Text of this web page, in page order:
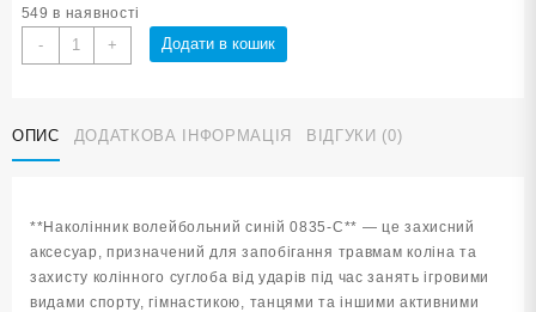
549 в наявності
-
Наколінник
волейбольний
С
кількість
+ Додати в кошик
ОПИС ДОДАТКОВА ІНФОРМАЦІЯ ВІДГУКИ (0)
**Наколінник волейбольний синій 0835-С** — це захисний
аксесуар, призначений для запобігання травмам коліна та
захисту колінного суглоба від ударів під час занять ігровими
видами спорту, гімнастикою, танцями та іншими активними